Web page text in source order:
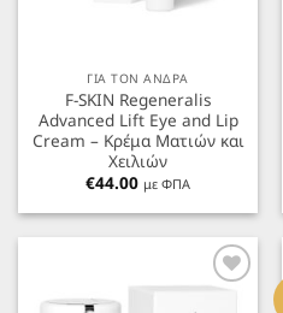
ΓΙΑ ΤΟΝ ΑΝΔΡΑ
F-SKIN Regeneralis
Advanced Lift Eye and Lip
Cream – Κρέμα Ματιών και
Χειλιών
€44.00 με ΦΠΑ
Προσθήκη
στα